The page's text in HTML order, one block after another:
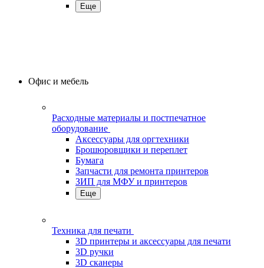
Еще
Офис и мебель
Расходные материалы и постпечатное
оборудование
Аксессуары для оргтехники
Брошюровщики и переплет
Бумага
Запчасти для ремонта принтеров
ЗИП для МФУ и принтеров
Еще
Техника для печати
3D принтеры и аксессуары для печати
3D ручки
3D сканеры